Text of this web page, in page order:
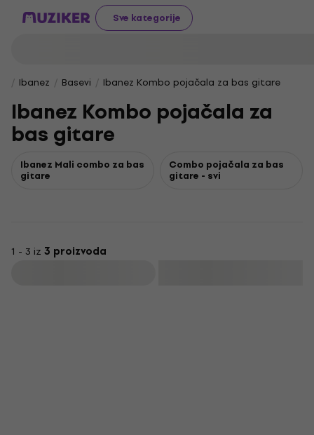
Sve kategorije
Ibanez Basevi Ibanez Kombo pojačala za bas gitare
Ibanez Kombo pojačala za
bas gitare
Ibanez Mali combo za bas
gitare
Combo pojačala za bas
gitare - svi
1 - 3 iz 3 proizvoda